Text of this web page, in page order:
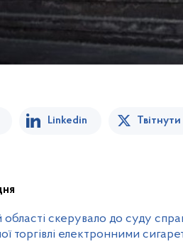
Linkedin Твітнути
області скерувало до суду
торгівлі електронними